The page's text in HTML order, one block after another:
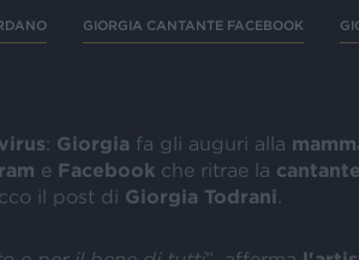
GIORGIA CANTANTE FACEBOOK
: Giorgia fa gli auguri alla
e Facebook che ritrae la cantante
il post di Giorgia Todrani